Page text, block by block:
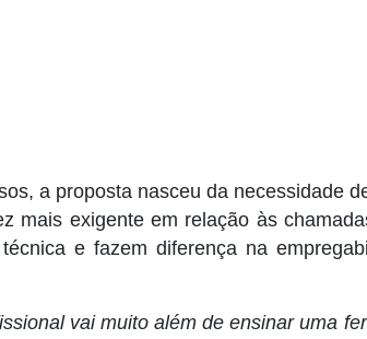
a proposta nasceu da necessidade
mais exigente em relação às
e fazem diferença na
vai muito além de ensinar uma